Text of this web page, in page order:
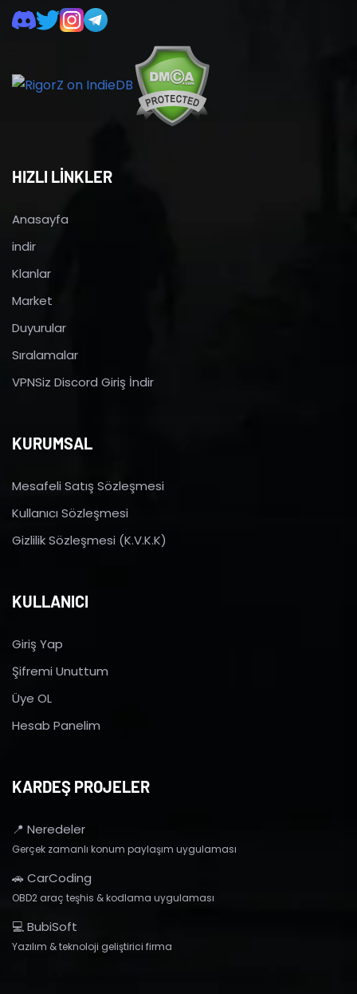
HIZLI LİNKLER
Anasayfa
indir
Klanlar
Market
Duyurular
Sıralamalar
VPNSiz Discord Giriş İndir
KURUMSAL
Mesafeli Satış Sözleşmesi
Kullanıcı Sözleşmesi
Gizlilik Sözleşmesi (K.V.K.K)
KULLANICI
Giriş Yap
Şifremi Unuttum
Üye OL
Hesab Panelim
KARDEŞ PROJELER
📍 Neredeler
Gerçek zamanlı konum paylaşım uygulaması
🚗 CarCoding
OBD2 araç teşhis & kodlama uygulaması
💻 BubiSoft
Yazılım & teknoloji geliştirici firma